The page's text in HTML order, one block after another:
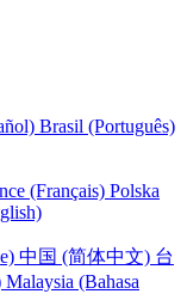
Brasil (Português)
(Français) Polska
中国 (简体中文) 台
Malaysia (Bahasa